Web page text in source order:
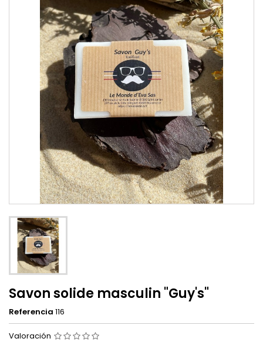
Savon solide masculin "Guy's"
Referencia 116
Valoración